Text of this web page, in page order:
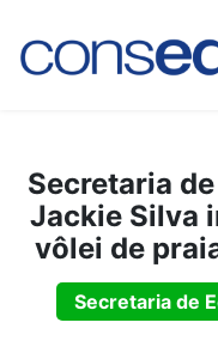
Secretaria
Jackie Silva
vôlei de
Secretaria de